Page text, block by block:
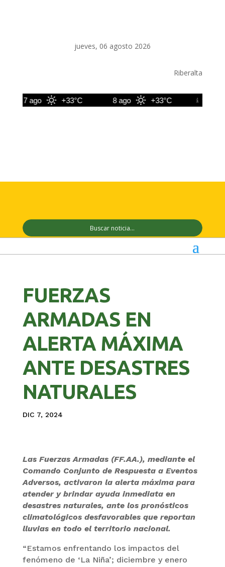
jueves, 06 agosto 2026
Riberalta
7 ago +33°C 8 ago +33°C 9 ago
FUERZAS
ARMADAS EN
ALERTA MÁXIMA
ANTE DESASTRES
NATURALES
DIC 7, 2024
Las Fuerzas Armadas (FF.AA.), mediante el
Comando Conjunto de Respuesta a Eventos
Adversos, activaron la alerta máxima para
atender y brindar ayuda inmediata en
desastres naturales, ante los pronósticos
climatológicos desfavorables que reportan
lluvias en todo el territorio nacional.
“Estamos enfrentando los impactos del
fenómeno de ‘La Niña’; diciembre y enero